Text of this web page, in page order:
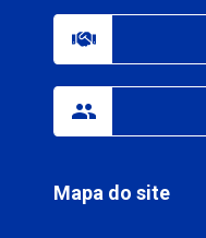
Mapa do site